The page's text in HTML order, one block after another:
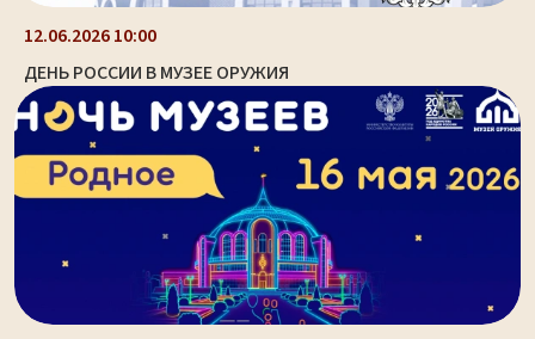
12.06.2026 10:00
ДЕНЬ РОССИИ В МУЗЕЕ ОРУЖИЯ